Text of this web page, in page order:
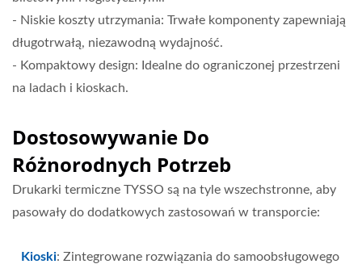
- Niskie koszty utrzymania: Trwałe komponenty zapewniają
długotrwałą, niezawodną wydajność.
- Kompaktowy design: Idealne do ograniczonej przestrzeni
na ladach i kioskach.
Dostosowywanie Do
Różnorodnych Potrzeb
Drukarki termiczne TYSSO są na tyle wszechstronne, aby
pasowały do dodatkowych zastosowań w transporcie:
Kioski: Zintegrowane rozwiązania do samoobsługowego